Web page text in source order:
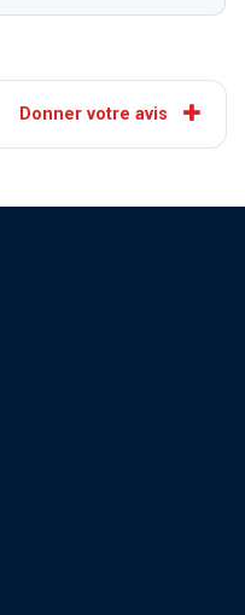
Donner votre avis